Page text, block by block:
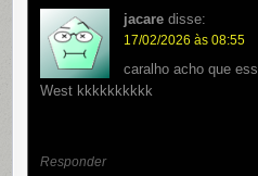
jacare disse:
17/02/2026 às 08:55
caralho acho que
West kkkkkkkkkk
Responder